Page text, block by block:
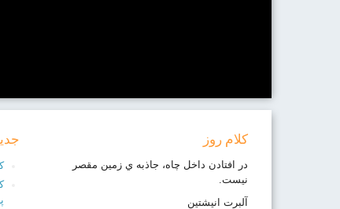
کلام روز
در افتادن داخل چاه، جاذبه ي زمين مقصر
نيست.
آلبرت انيشتين